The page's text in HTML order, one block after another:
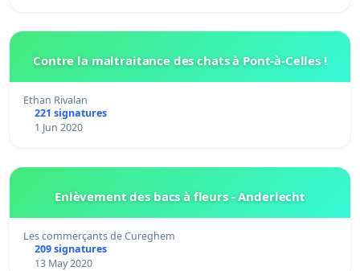
Contre la maltraitance des chats à Pont-à-Celles !
Ethan Rivalan
221 signatures
1 Jun 2020
Enlèvement des bacs à fleurs - Anderlecht
Les commerçants de Cureghem
209 signatures
13 May 2020